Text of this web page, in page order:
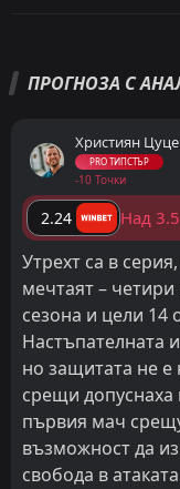
ПРОГНОЗА С
Християн
PRO ТИПСТЪР
-10 Точки
2.24 Над
Утрехт са в
мечтаят –
сезона и цели 14
Настъпателната
но защитата не е
срещи допуснаха
първия мач
възможност да
свобода в